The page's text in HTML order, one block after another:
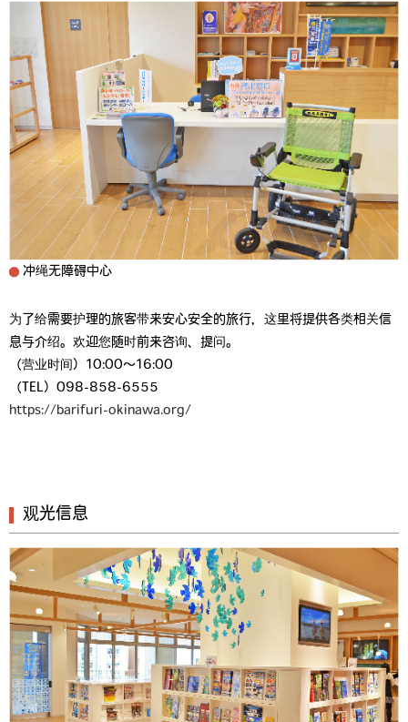
冲绳无障碍中心
为了给需要护理的旅客带来安心安全的旅行，这里将提供各类相关信
息与介绍。欢迎您随时前来咨询、提问。
（营业时间）10:00～16:00
（TEL）098-858-6555
https://barifuri-okinawa.org/
观光信息